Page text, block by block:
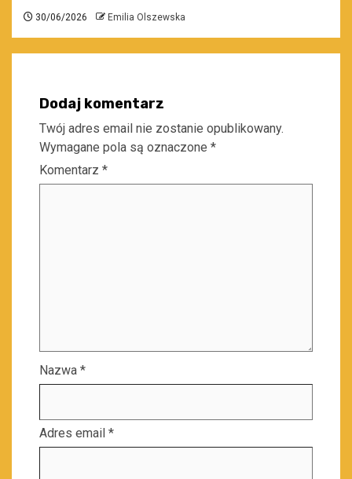
30/06/2026 Emilia Olszewska
Dodaj komentarz
Twój adres email nie zostanie opublikowany.
Wymagane pola są oznaczone *
Komentarz *
Nazwa *
Adres email *